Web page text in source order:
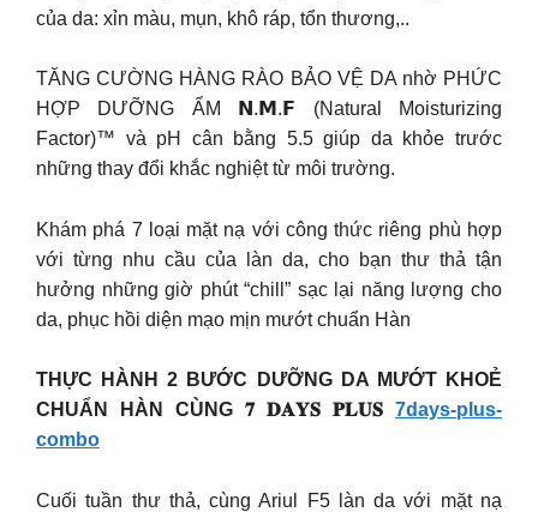
của da: xỉn màu, mụn, khô ráp, tổn thương,..
TĂNG CƯỜNG HÀNG RÀO BẢO VỆ DA nhờ PHỨC
HỢP DƯỠNG ẨM 𝗡.𝗠.𝗙 (Natural Moisturizing
Factor)™ và pH cân bằng 5.5 giúp da khỏe trước
những thay đổi khắc nghiệt từ môi trường.
Khám phá 7 loại mặt nạ với công thức riêng phù hợp
với từng nhu cầu của làn da, cho bạn thư thả tận
hưởng những giờ phút “chill” sạc lại năng lượng cho
da, phục hồi diện mạo mịn mướt chuẩn Hàn
THỰC HÀNH 2 BƯỚC DƯỠNG DA MƯỚT KHOẺ
CHUẨN HÀN CÙNG 𝟕 𝐃𝐀𝐘𝐒 𝐏𝐋𝐔𝐒 7days-plus-
combo
Cuối tuần thư thả, cùng Ariul F5 làn da với mặt nạ